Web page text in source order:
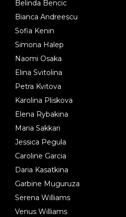
Belinda Bencic
Bianca Andreescu
Sofia Kenin
Simona Halep
Naomi Osaka
Elina Svitolina
Petra Kvitova
Karolina Pliskova
Elena Rybakina
Maria Sakkari
Jessica Pegula
Caroline Garcia
Daria Kasatkina
Garbine Muguruza
Serena Williams
Venus Williams